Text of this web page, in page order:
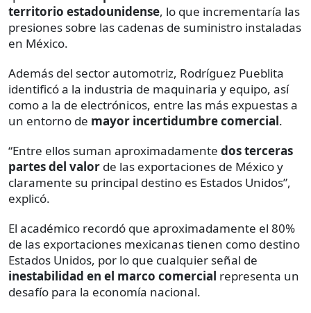
territorio estadounidense, lo que incrementaría las
presiones sobre las cadenas de suministro instaladas
en México.
Además del sector automotriz, Rodríguez Pueblita
identificó a la industria de maquinaria y equipo, así
como a la de electrónicos, entre las más expuestas a
un entorno de mayor incertidumbre comercial.
“Entre ellos suman aproximadamente dos terceras
partes del valor de las exportaciones de México y
claramente su principal destino es Estados Unidos”,
explicó.
El académico recordó que aproximadamente el 80%
de las exportaciones mexicanas tienen como destino
Estados Unidos, por lo que cualquier señal de
inestabilidad en el marco comercial representa un
desafío para la economía nacional.